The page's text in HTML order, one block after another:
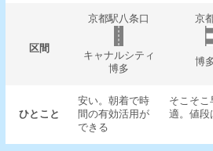
区間
京都駅八条口
京
キャナルシティ
博多
博
ひとこと
安い。朝着で時
間の有効活用が
できる
そこそこ
適。値段